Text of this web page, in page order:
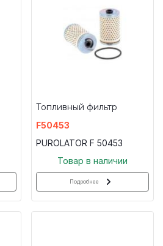
Топливный фильтр
F50453
PUROLATOR F 50453
Товар в наличии
Подробнее